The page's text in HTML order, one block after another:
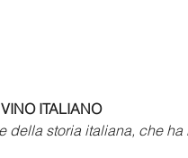
VINO ITALIANO
della storia italiana, che